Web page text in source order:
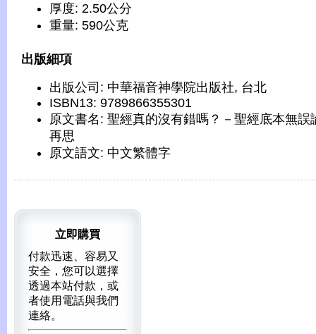
厚度: 2.50公分
重量: 590公克
出版細項
出版公司: 中華福音神學院出版社, 台北
ISBN13: 9789866355301
原文書名: 聖經真的沒有錯嗎？－聖經底本無誤
再思
原文語文: 中文繁體字
立即購買
付款迅速、容易又
安全，您可以選擇
透過本站付款，或
者使用電話與我們
連絡。